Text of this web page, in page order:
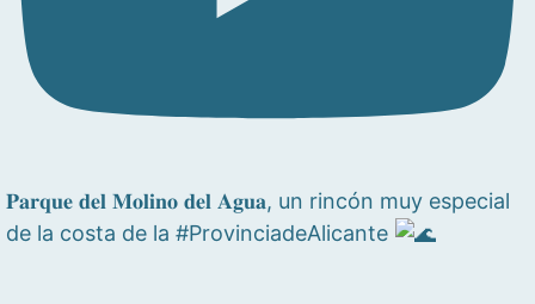
𝐏𝐚𝐫𝐪𝐮𝐞 𝐝𝐞𝐥 𝐌𝐨𝐥𝐢𝐧𝐨 𝐝𝐞𝐥 𝐀𝐠𝐮𝐚, un rincón muy especial
de la costa de la #ProvinciadeAlicante